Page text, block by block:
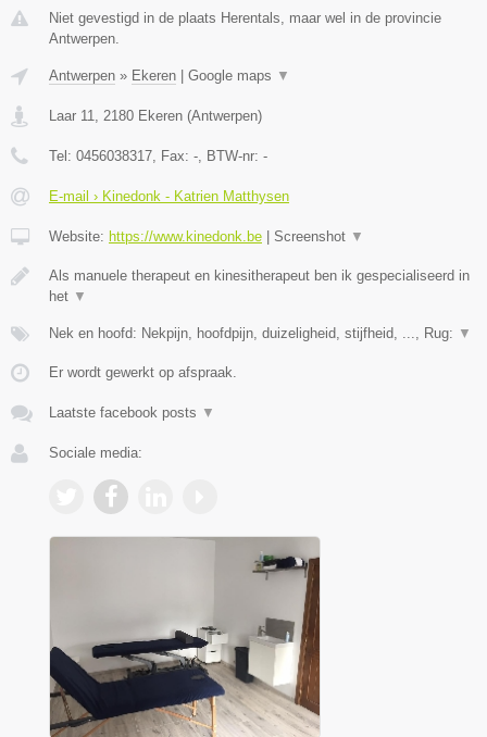
Niet gevestigd in de plaats Herentals, maar wel in de provincie
Antwerpen.
Antwerpen » Ekeren Google maps ▼
Laar 11 2180 Ekeren (Antwerpen)
Tel: 0456038317 , Fax: - , BTW-nr: -
E-mail › Kinedonk - Katrien Matthysen
Website: https://www.kinedonk.be Screenshot ▼
Als manuele therapeut en kinesitherapeut ben ik gespecialiseerd in
het ▼
Nek en hoofd: Nekpijn, hoofdpijn, duizeligheid, stijfheid, ..., Rug: ▼
Er wordt gewerkt op afspraak.
Laatste facebook posts ▼
Sociale media: